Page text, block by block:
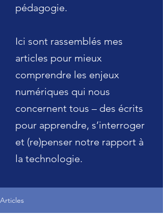
pédagogie.
Ici sont rassemblés mes
articles pour mieux
comprendre les enjeux
numériques qui nous
concernent tous – des écrits
pour apprendre, s’interroger
et (re)penser notre rapport à
la technologie.
Articles